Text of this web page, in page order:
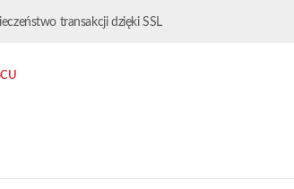
transakcji dzięki SSL